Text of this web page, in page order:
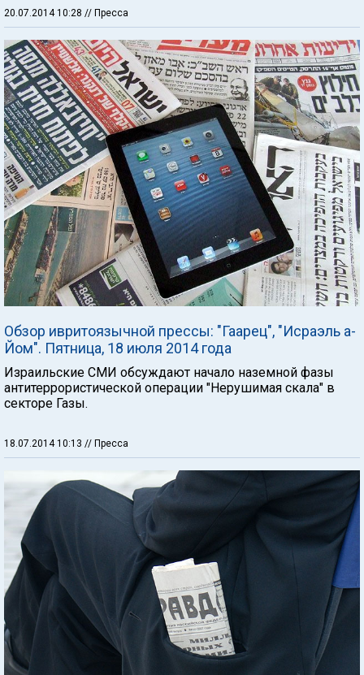
20.07.2014 10:28 // Пресса
Обзор ивритоязычной прессы: "Гаарец", "Исраэль а-
Йом". Пятница, 18 июля 2014 года
Израильские СМИ обсуждают начало наземной фазы
антитеррористической операции "Нерушимая скала" в
секторе Газы.
18.07.2014 10:13 // Пресса